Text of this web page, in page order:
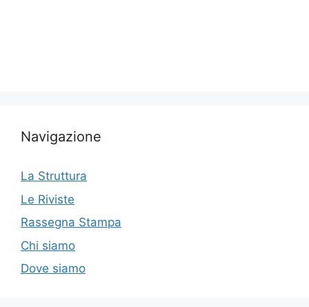
Navigazione
La Struttura
Le Riviste
Rassegna Stampa
Chi siamo
Dove siamo